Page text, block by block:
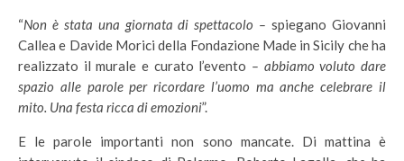
“Non è stata una giornata di spettacolo –spiegano Giovanni
Callea e Davide Morici della Fondazione Made in Sicily che ha
realizzato il murale e curato l’evento – abbiamo voluto dare
spazio alle parole per ricordare l’uomo ma anche celebrare il
mito. Una festa ricca di emozioni”.
E le parole importanti non sono mancate. Di mattina è